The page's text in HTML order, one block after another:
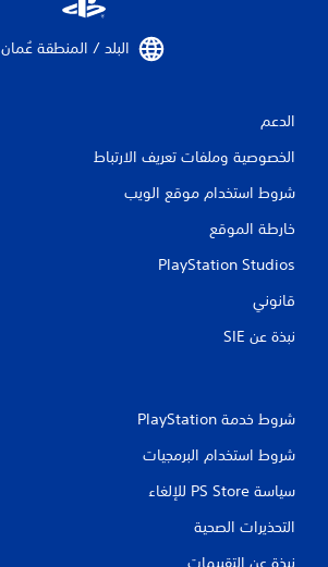
البلد / المنطقة عُمان‏
الدعم
الخصوصية وملفات تعريف الارتباط
شروط استخدام موقع الويب
خارطة الموقع
PlayStation Studios
قانوني
نبذة عن SIE‏
شروط خدمة PlayStation‏
شروط استخدام البرمجيات
سياسة PS Store للإلغاء
التحذيرات الصحية
نبذة عن التقييمات